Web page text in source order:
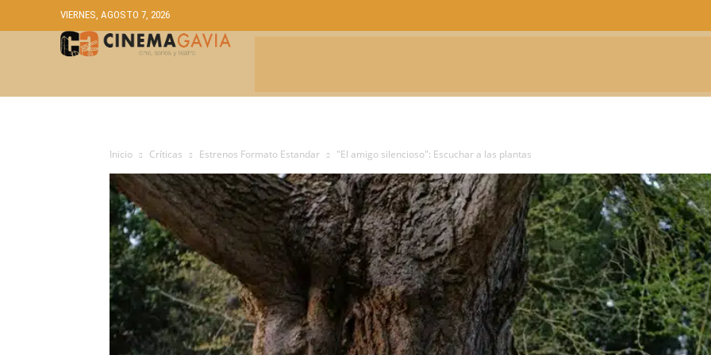
VIERNES, AGOSTO 7, 2026
Inicio Críticas Estrenos Formato Estandar "El amigo silencioso": Escuchar a las plantas